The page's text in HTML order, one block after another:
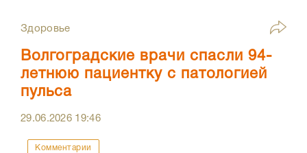
Здоровье
Волгоградские врачи спасли 94-
летнюю пациентку с патологией
пульса
29.06.2026 19:46
Комментарии